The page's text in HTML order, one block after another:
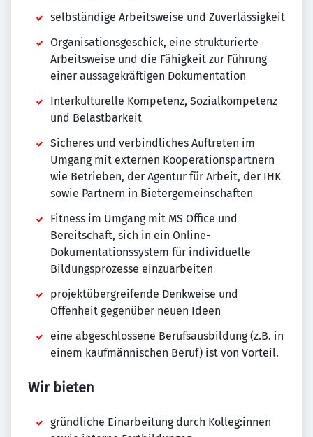
selbständige Arbeitsweise und Zuverlässigkeit
Organisationsgeschick, eine strukturierte
Arbeitsweise und die Fähigkeit zur Führung
einer aussagekräftigen Dokumentation
Interkulturelle Kompetenz, Sozialkompetenz
und Belastbarkeit
Sicheres und verbindliches Auftreten im
Umgang mit externen Kooperationspartnern
wie Betrieben, der Agentur für Arbeit, der IHK
sowie Partnern in Bietergemeinschaften
Fitness im Umgang mit MS Office und
Bereitschaft, sich in ein Online-
Dokumentationssystem für individuelle
Bildungsprozesse einzuarbeiten
projektübergreifende Denkweise und
Offenheit gegenüber neuen Ideen
eine abgeschlossene Berufsausbildung (z.B. in
einem kaufmännischen Beruf) ist von Vorteil.
Wir bieten
gründliche Einarbeitung durch Kolleg:innen